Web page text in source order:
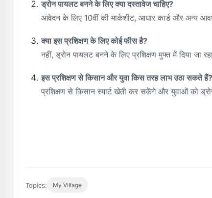
ड्रोन पायलट बनने के लिए क्या दस्तावेज चाहिए?
आवेदन के लिए 10वीं की मार्कशीट, आधार कार्ड और अन्य
क्या इस प्रशिक्षण के लिए कोई फीस है?
नहीं, ड्रोन पायलट बनने के लिए प्रशिक्षण मुफ्त में दिया जा
इस प्रशिक्षण से किसान और युवा किस तरह लाभ उठा सकते हैं?
प्रशिक्षण से किसान स्मार्ट खेती कर सकेंगे और युवाओं को
Topics: My Village